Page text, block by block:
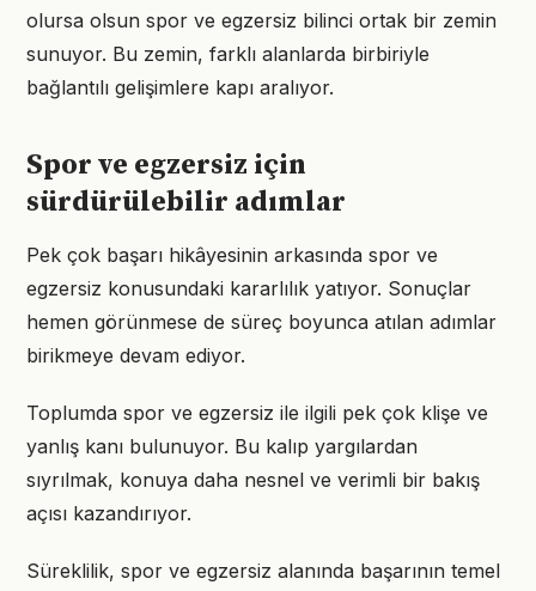
olursa olsun spor ve egzersiz bilinci ortak bir zemin
sunuyor. Bu zemin, farklı alanlarda birbiriyle
bağlantılı gelişimlere kapı aralıyor.
Spor ve egzersiz için
sürdürülebilir adımlar
Pek çok başarı hikâyesinin arkasında spor ve
egzersiz konusundaki kararlılık yatıyor. Sonuçlar
hemen görünmese de süreç boyunca atılan adımlar
birikmeye devam ediyor.
Toplumda spor ve egzersiz ile ilgili pek çok klişe ve
yanlış kanı bulunuyor. Bu kalıp yargılardan
sıyrılmak, konuya daha nesnel ve verimli bir bakış
açısı kazandırıyor.
Süreklilik, spor ve egzersiz alanında başarının temel